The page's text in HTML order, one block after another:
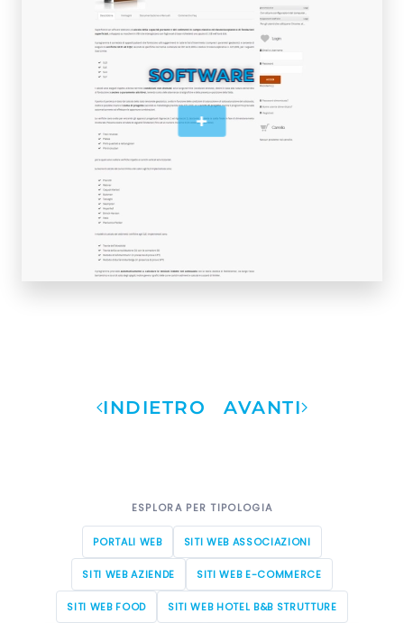
SOFTWARE
+
INDIETRO AVANTI
ESPLORA PER TIPOLOGIA
PORTALI WEB SITI WEB ASSOCIAZIONI
SITI WEB AZIENDE SITI WEB E-COMMERCE
SITI WEB FOOD SITI WEB HOTEL B&B STRUTTURE